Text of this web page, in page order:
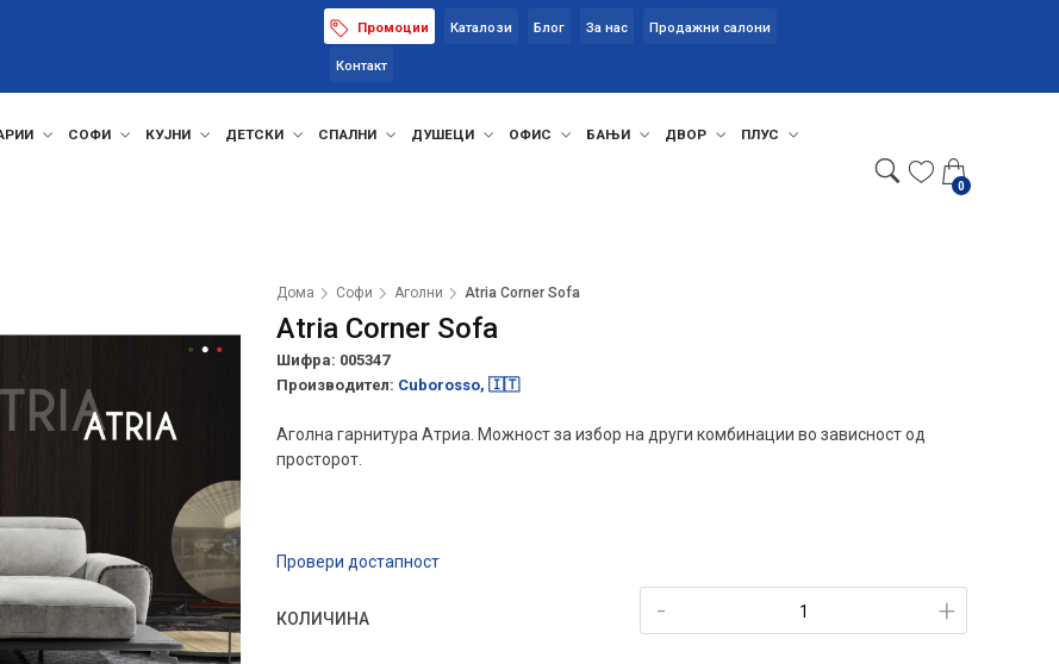
Промоции Каталози Блог За нас Продажни салони
Контакт
СОФИ КУЈНИ ДЕТСКИ СПАЛНИ ДУШЕЦИ ОФИС БАЊИ ДВОР ПЛУС
0
Дома Софи Аголни Atria Corner Sofa
Atria Corner Sofa
Шифра: 005347
Производител: Cuborosso, 🇮🇹
Аголна гарнитура Атриа. Можност за избор на други комбинации во зависност од
просторот.
Провери достапност
КОЛИЧИНА +
-